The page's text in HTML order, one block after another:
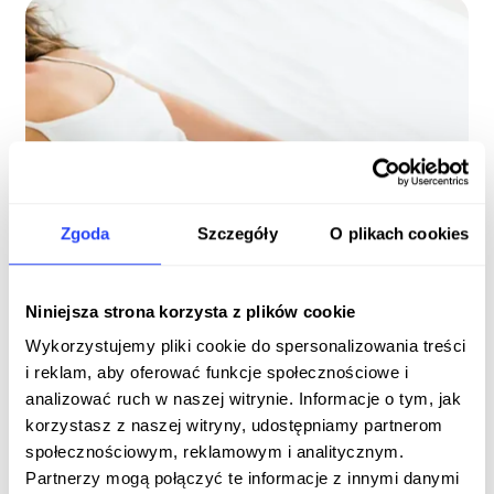
Zgoda Szczegóły O plikach cookies
Niniejsza strona korzysta z plików cookie
Wykorzystujemy pliki cookie do spersonalizowania treści
i reklam, aby oferować funkcje społecznościowe i
analizować ruch w naszej witrynie. Informacje o tym, jak
korzystasz z naszej witryny, udostępniamy partnerom
społecznościowym, reklamowym i analitycznym.
Partnerzy mogą połączyć te informacje z innymi danymi
Phlebology Pelvic venous insufficiency